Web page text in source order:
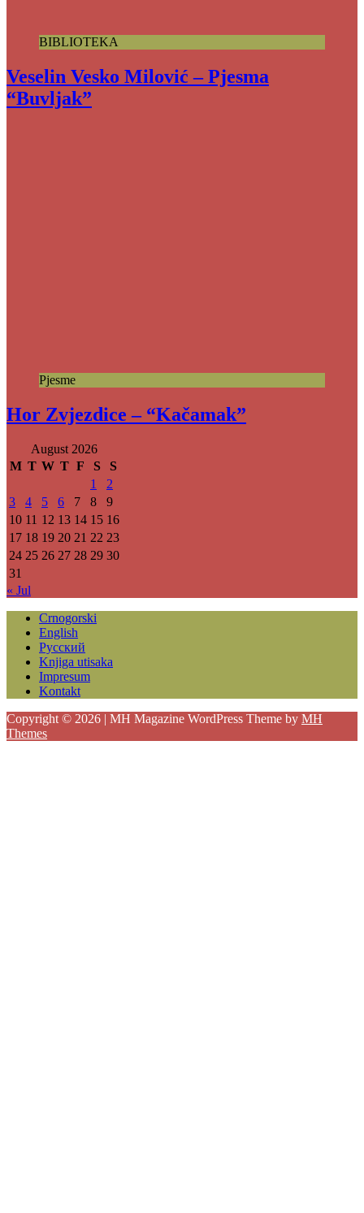
BIBLIOTEKA
Veselin Vesko Milović – Pjesma
“Buvljak”
Pjesme
Hor Zvjezdice – “Kačamak”
August 2026
M T W T F S
S
1
2
3
4 5 6 7 8
9
10 11 12 13 14 15 16
17 18 19 20 21 22 23
24 25 26 27 28 29 30
31
« Jul
Crnogorski
English
Русский
Knjiga utisaka
Impresum
Kontakt
Copyright © 2026 | MH Magazine WordPress Theme by MH
Themes